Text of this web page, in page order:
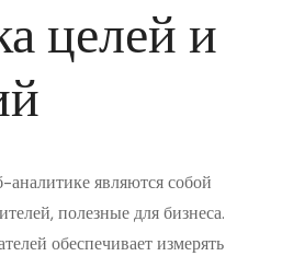
целей и
аналитике являются собой
полезные для бизнеса.
обеспечивает измерять